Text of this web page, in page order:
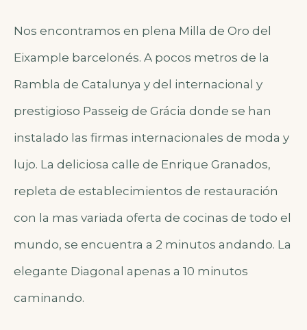
Nos encontramos en plena Milla de Oro del
Eixample barcelonés. A pocos metros de la
Rambla de Catalunya y del internacional y
prestigioso Passeig de Grácia donde se han
instalado las firmas internacionales de moda y
lujo. La deliciosa calle de Enrique Granados,
repleta de establecimientos de restauración
con la mas variada oferta de cocinas de todo el
mundo, se encuentra a 2 minutos andando. La
elegante Diagonal apenas a 10 minutos
caminando.